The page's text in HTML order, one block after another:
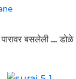
बसलेली … डोळे